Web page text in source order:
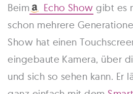
Beim Echo Show gibt es
schon mehrere
Show hat einen
eingebaute Kamera, über
und sich so sehen kann. Er